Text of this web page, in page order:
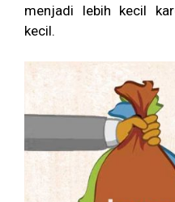
menjadi lebih kecil
kecil.